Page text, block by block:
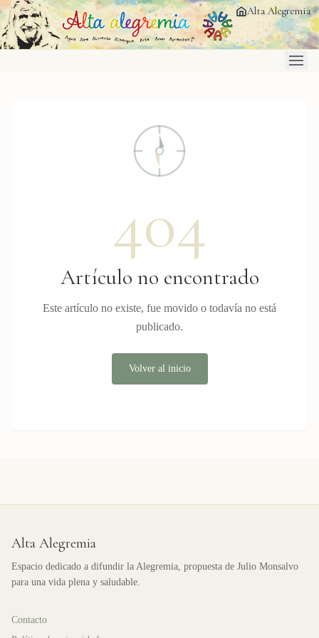
Saltar al contenido principal Alta Alegremia
404
Artículo no encontrado
Este artículo no existe, fue movido o todavía no está
publicado.
Volver al inicio
Alta Alegremia
Espacio dedicado a difundir la Alegremia, propuesta de Julio Monsalvo
para una vida plena y saludable.
Contacto